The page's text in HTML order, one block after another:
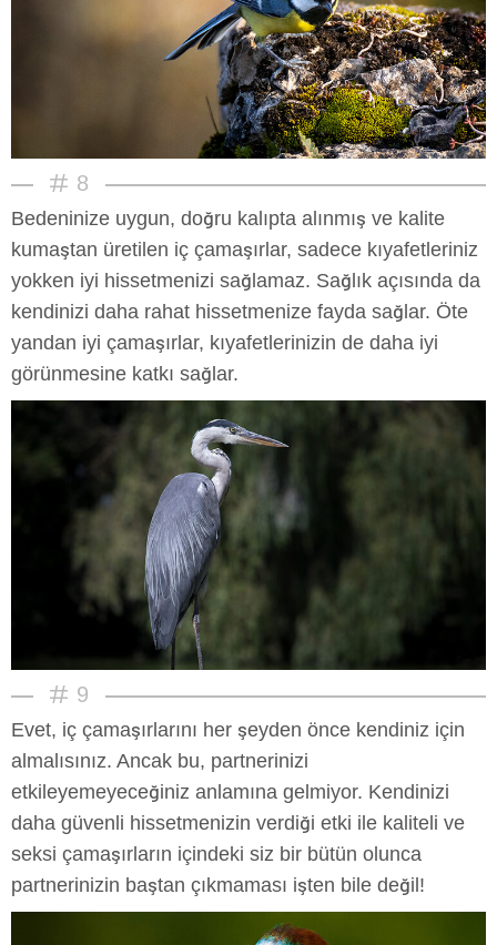
8
Bedeninize uygun, doğru kalıpta alınmış ve kalite
kumaştan üretilen iç çamaşırlar, sadece kıyafetleriniz
yokken iyi hissetmenizi sağlamaz. Sağlık açısında da
kendinizi daha rahat hissetmenize fayda sağlar. Öte
yandan iyi çamaşırlar, kıyafetlerinizin de daha iyi
görünmesine katkı sağlar.
9
Evet, iç çamaşırlarını her şeyden önce kendiniz için
almalısınız. Ancak bu, partnerinizi
etkileyemeyeceğiniz anlamına gelmiyor. Kendinizi
daha güvenli hissetmenizin verdiği etki ile kaliteli ve
seksi çamaşırların içindeki siz bir bütün olunca
partnerinizin baştan çıkmaması işten bile değil!